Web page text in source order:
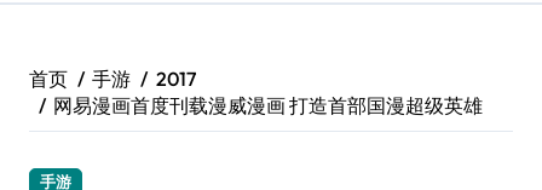
首页 手游
2017
网易漫画首度刊载漫威漫画 打造首部国漫超级英雄
手游